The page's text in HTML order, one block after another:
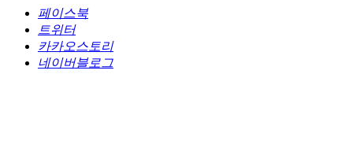
페이스북
트위터
카카오스토리
네이버블로그